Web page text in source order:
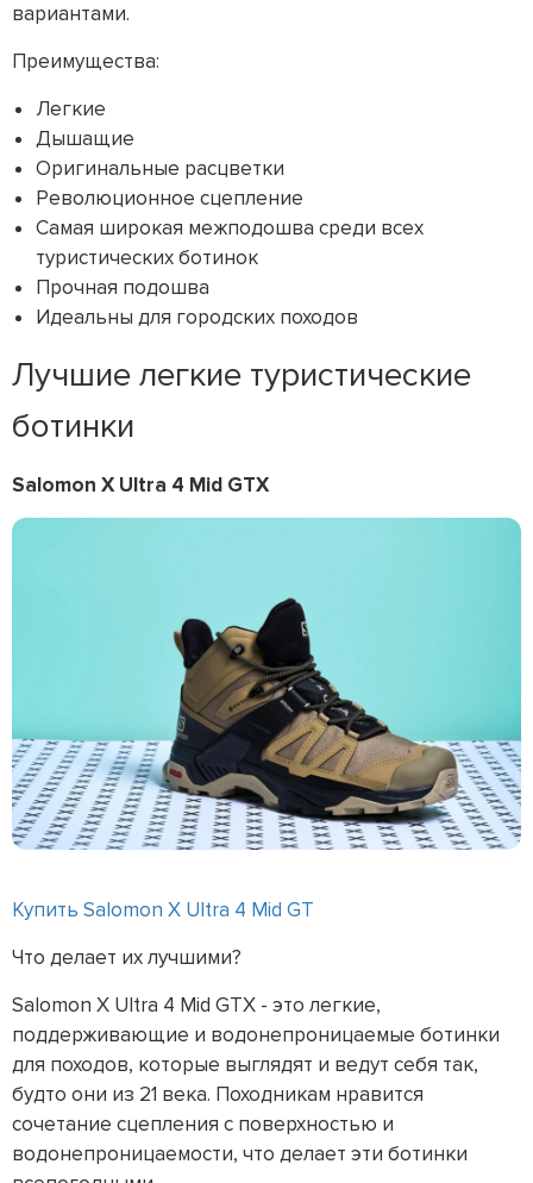
вариантами.
Преимущества:
Легкие
Дышащие
Оригинальные расцветки
Революционное сцепление
Самая широкая межподошва среди всех
туристических ботинок
Прочная подошва
Идеальны для городских походов
Лучшие легкие туристические
ботинки
Salomon X Ultra 4 Mid GTX
Купить Salomon X Ultra 4 Mid GT
Что делает их лучшими?
Salomon X Ultra 4 Mid GTX - это легкие,
поддерживающие и водонепроницаемые ботинки
для походов, которые выглядят и ведут себя так,
будто они из 21 века. Походникам нравится
сочетание сцепления с поверхностью и
водонепроницаемости, что делает эти ботинки